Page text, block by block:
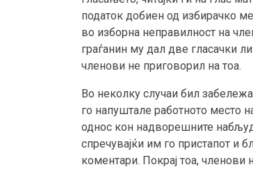
податок добиен од избирачко
во изборна неправилност на
граѓанин му дал две гласачки
членови не приговорил на тоа.
Во неколку случаи бил
го напуштале работното место
однос кон надворешните
спречувајќи им го пристапот и
коментари. Покрај тоа,